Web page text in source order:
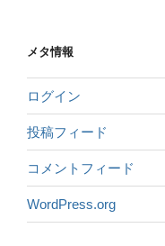
メタ情報
ログイン
投稿フィード
コメントフィード
WordPress.org